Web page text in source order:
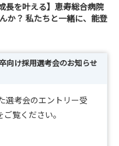
長を叶える】恵寿総合病院
か？ 私たちと一緒に、能登
向け採用選考会のお知らせ
選考会のエントリー受
覧ください。